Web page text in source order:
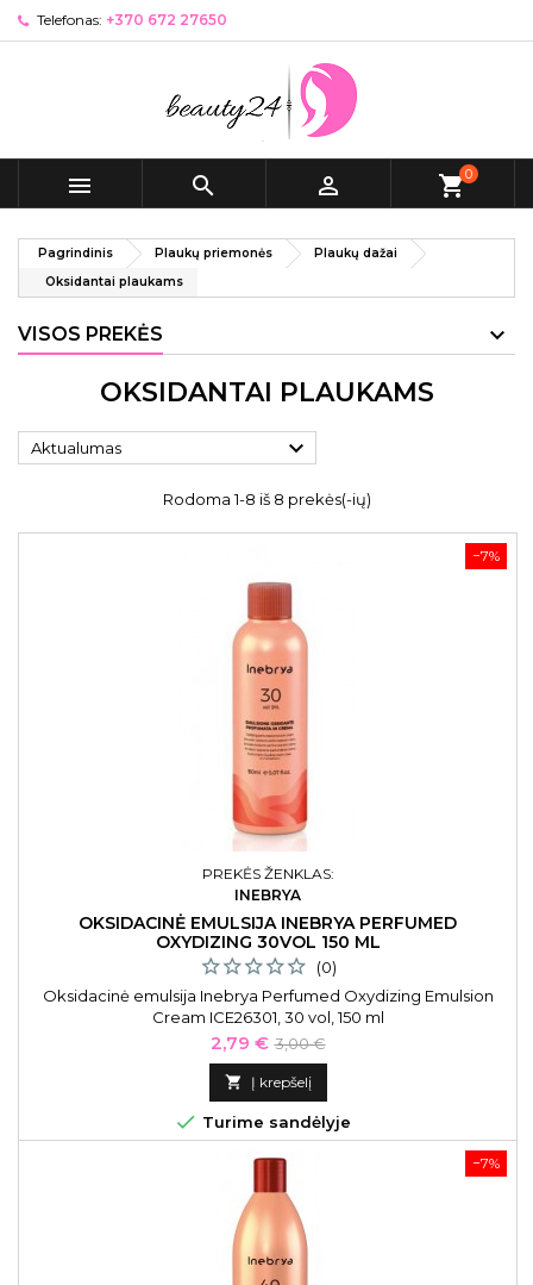
Telefonas: +370 672 27650
   shopping_cart0
Pagrindinis Plaukų priemonės
Plaukų dažai
Oksidantai plaukams
VISOS PREKĖS
OKSIDANTAI PLAUKAMS
Aktualumas 
Rodoma 1-8 iš 8 prekės(-ių)
−7%
PREKĖS ŽENKLAS:
INEBRYA
OKSIDACINĖ EMULSIJA INEBRYA PERFUMED
OXYDIZING 30VOL 150 ML
(0)
Oksidacinė emulsija Inebrya Perfumed Oxydizing Emulsion
Cream ICE26301, 30 vol, 150 ml
Kaina
2,79 € Bazinė
kaina
3,00 €
 Į krepšelį
 Turime sandėlyje
−7%